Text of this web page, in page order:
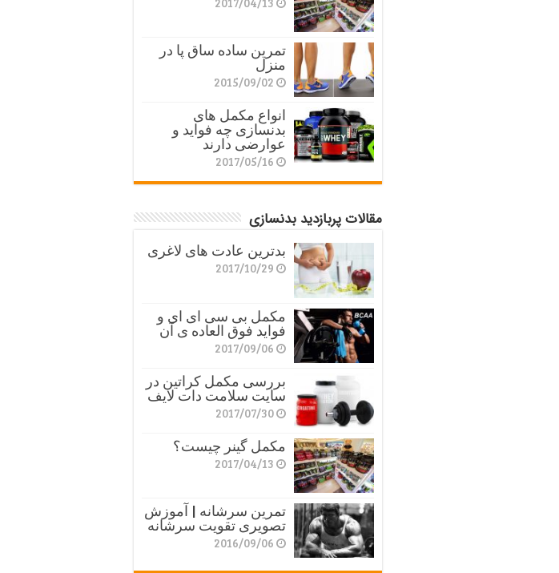
تمرین ساده ساق پا در
منزل
2015/09/02
انواع مکمل های
بدنسازی چه فواید و
عوارضی دارند
2017/05/16
مقالات پربازدید بدنسازی
بدترین عادت های لاغری
2017/10/29
مکمل بی سی ای ای و
فواید فوق العاده ی آن
2017/09/06
بررسی مکمل کراتین در
سایت سلامت دات لایف
2017/07/30
مکمل گینر چیست؟
2017/04/13
تمرین سرشانه | آموزش
تصویری تقویت سرشانه
2016/09/06